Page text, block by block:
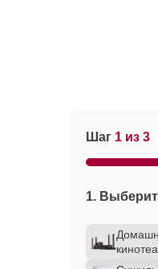
Шаг 1 из 3
1.